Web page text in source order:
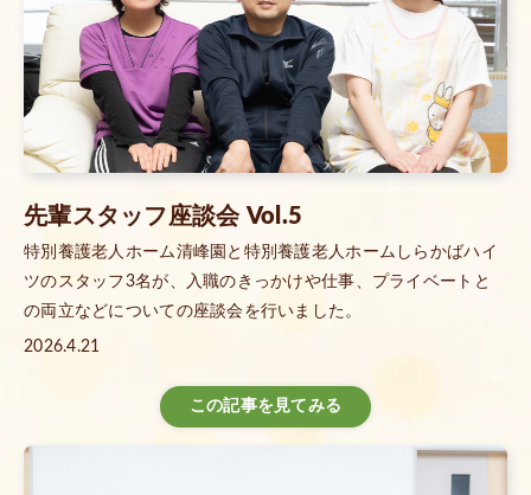
先輩スタッフ座談会 Vol.5
特別養護老人ホーム清峰園と特別養護老人ホームしらかばハイ
ツのスタッフ3名が、入職のきっかけや仕事、プライベートと
の両立などについての座談会を行いました。
2026.4.21
この記事を見てみる